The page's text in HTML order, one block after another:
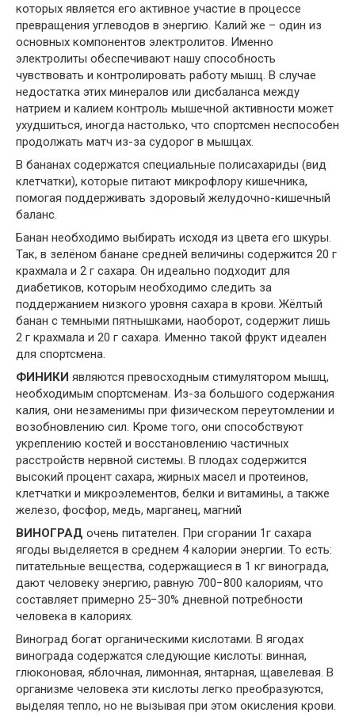
которых является его активное участие в процессе
превращения углеводов в энергию. Калий же – один из
основных компонентов электролитов. Именно
электролиты обеспечивают нашу способность
чувствовать и контролировать работу мышц. В случае
недостатка этих минералов или дисбаланса между
натрием и калием контроль мышечной активности может
ухудшиться, иногда настолько, что спортсмен неспособен
продолжать матч из-за судорог в мышцах.
В бананах содержатся специальные полисахариды (вид
клетчатки), которые питают микрофлору кишечника,
помогая поддерживать здоровый желудочно-кишечный
баланс.
Банан необходимо выбирать исходя из цвета его шкуры.
Так, в зелёном банане средней величины содержится 20 г
крахмала и 2 г сахара. Он идеально подходит для
диабетиков, которым необходимо следить за
поддержанием низкого уровня сахара в крови. Жёлтый
банан с темными пятнышками, наоборот, содержит лишь
2 г крахмала и 20 г сахара. Именно такой фрукт идеален
для спортсмена.
ФИНИКИ являются превосходным стимулятором мышц,
необходимым спортсменам. Из-за большого содержания
калия, они незаменимы при физическом переутомлении и
возобновлению сил. Кроме того, они способствуют
укреплению костей и восстановлению частичных
расстройств нервной системы. В плодах содержится
высокий процент сахара, жирных масел и протеинов,
клетчатки и микроэлементов, белки и витамины, а также
железо, фосфор, медь, марганец, магний
ВИНОГРАД очень питателен. При сгорании 1г сахара
ягоды выделяется в среднем 4 калории энергии. То есть:
питательные вещества, содержащиеся в 1 кг винограда,
дают человеку энергию, равную 700−800 калориям, что
составляет примерно 25−30% дневной потребности
человека в калориях.
Виноград богат органическими кислотами. В ягодах
винограда содержатся следующие кислоты: винная,
глюконовая, яблочная, лимонная, янтарная, щавелевая. В
организме человека эти кислоты легко преобразуются,
выделяя тепло, но не вызывая при этом окисления крови.